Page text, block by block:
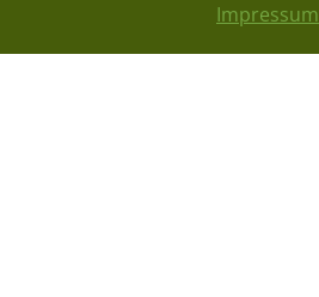
Impressum